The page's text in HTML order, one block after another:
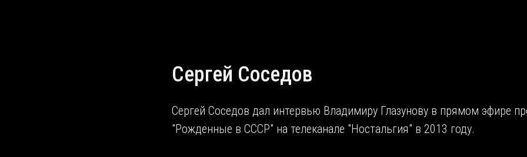
Сергей Соседов
Сергей Соседов дал интервью Владимиру Глазунову в прямом эфире
"Рожденные в СССР" на телеканале "Ностальгия" в 2013 году.